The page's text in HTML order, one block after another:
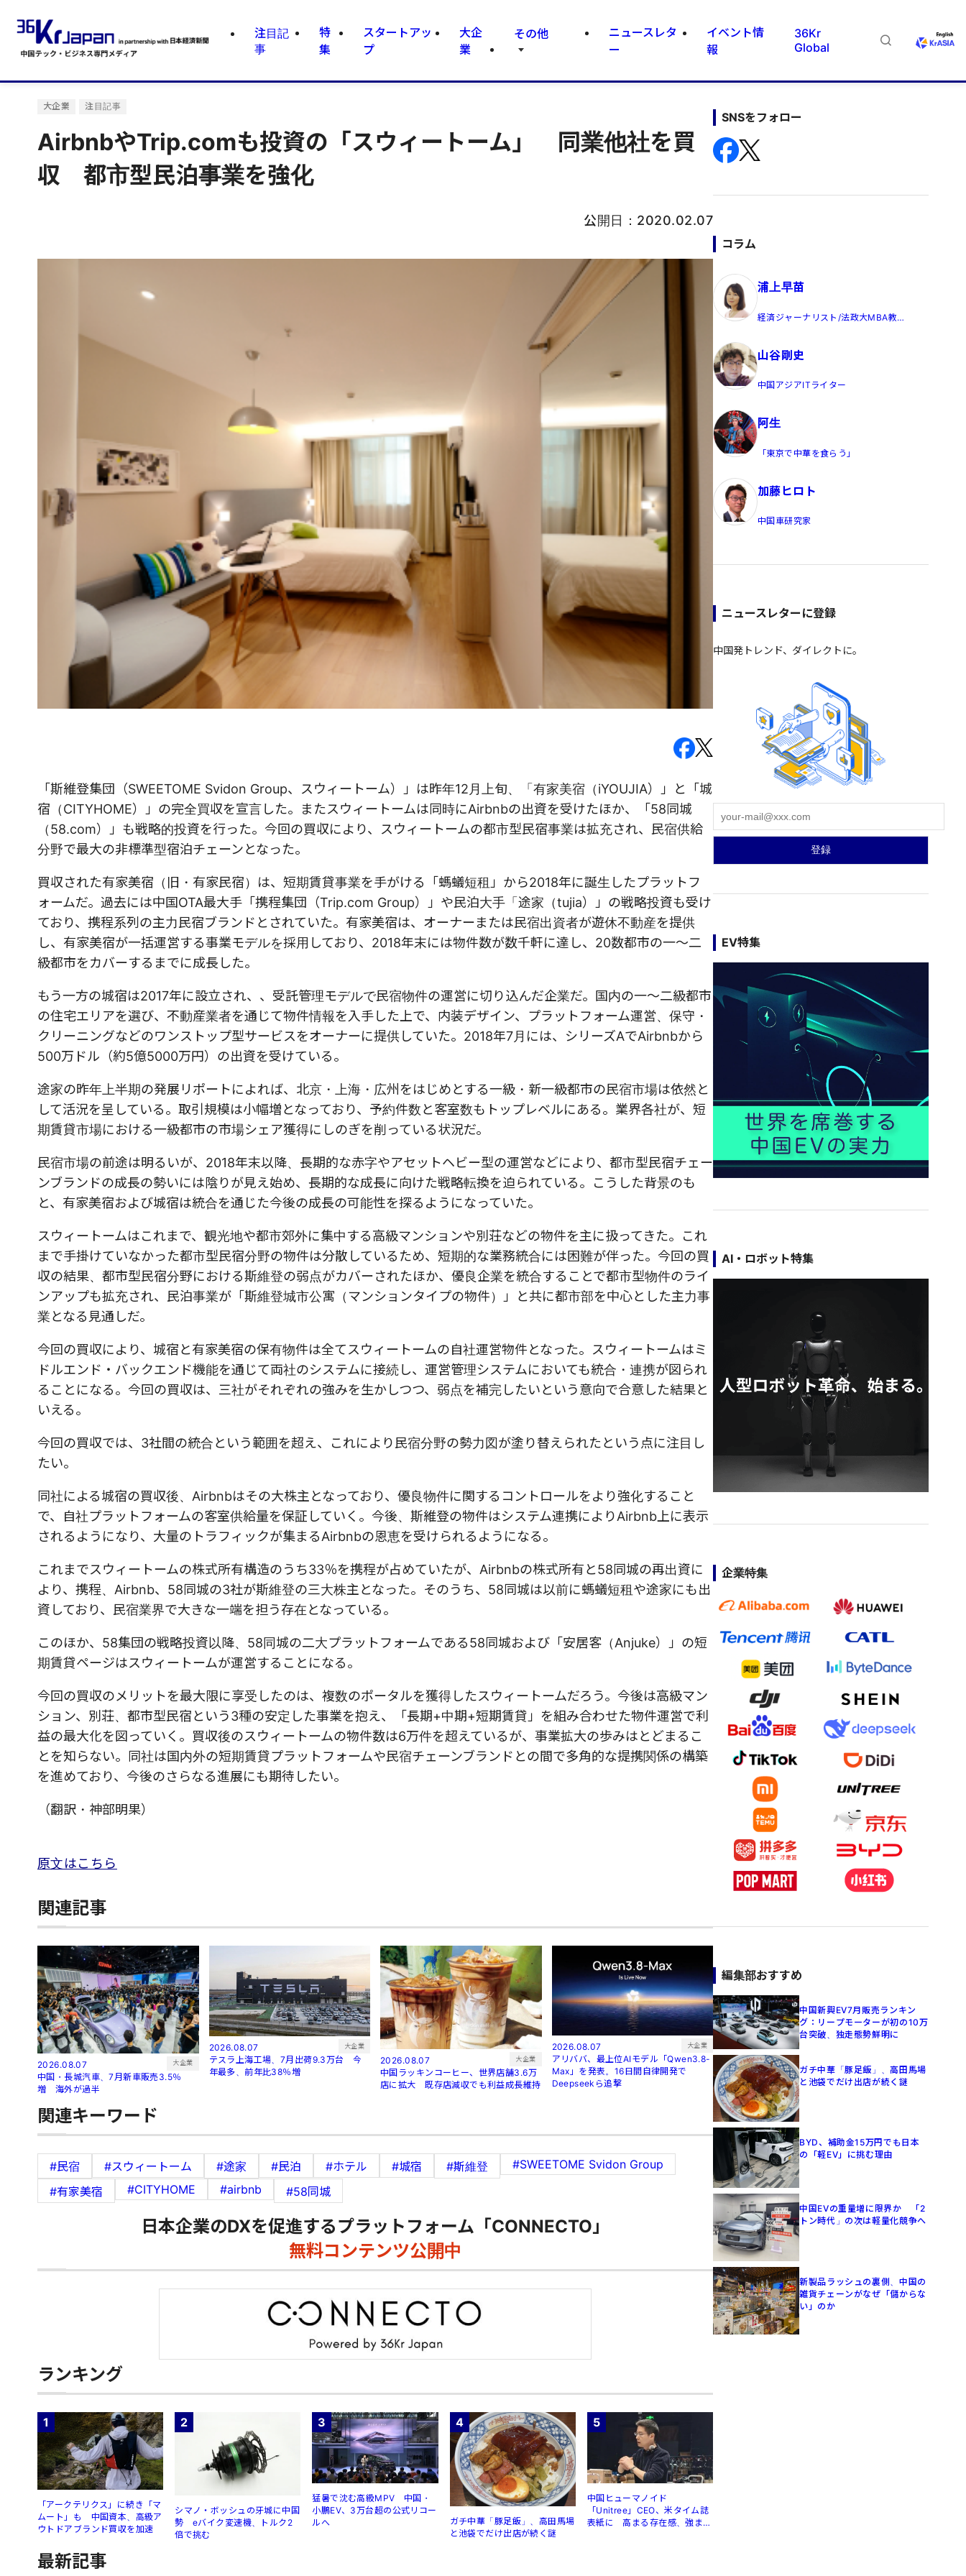
注目記
事
特
集
スタートアッ
プ
大企
業
その他
ニュースレタ
ー
イベント情
報
36Kr
Global
大企業 注目記事
AirbnbやTrip.comも投資の「スウィートーム」 同業他社を買
収 都市型民泊事業を強化
公開日： 2020.02.07
「斯維登集団（SWEETOME Svidon Group、スウィートーム）」は昨年12月上旬、「有家美宿（iYOUJIA）」と「城
宿（CITYHOME）」の完全買収を宣言した。またスウィートームは同時にAirbnbの出資を受けたほか、「58同城
（58.com）」も戦略的投資を行った。今回の買収により、スウィートームの都市型民宿事業は拡充され、民宿供給
分野で最大の非標準型宿泊チェーンとなった。
買収された有家美宿（旧・有家民宿）は、短期賃貸事業を手がける「螞蟻短租」から2018年に誕生したプラットフ
ォームだ。過去には中国OTA最大手「携程集団（Trip.com Group）」や民泊大手「途家（tujia）」の戦略投資も受け
ており、携程系列の主力民宿ブランドとされていた。有家美宿は、オーナーまたは民宿出資者が遊休不動産を提供
し、有家美宿が一括運営する事業モデルを採用しており、2018年末には物件数が数千軒に達し、20数都市の一～二
級都市をカバーするまでに成長した。
もう一方の城宿は2017年に設立され、、受託管理モデルで民宿物件の運営に切り込んだ企業だ。国内の一～二級都市
の住宅エリアを選び、不動産業者を通じて物件情報を入手した上で、内装デザイン、プラットフォーム運営、保守・
クリーニングなどのワンストップ型サービスをオーナーに提供していた。2018年7月には、シリーズAでAirbnbから
500万ドル（約5億5000万円）の出資を受けている。
途家の昨年上半期の発展リポートによれば、北京・上海・広州をはじめとする一級・新一級都市の民宿市場は依然と
して活況を呈している。取引規模は小幅増となっており、予約件数と客室数もトップレベルにある。業界各社が、短
期賃貸市場における一級都市の市場シェア獲得にしのぎを削っている状況だ。
民宿市場の前途は明るいが、2018年末以降、長期的な赤字やアセットヘビー型の運営などにより、都市型民宿チェー
ンブランドの成長の勢いには陰りが見え始め、長期的な成長に向けた戦略転換を迫られている。こうした背景のも
と、有家美宿および城宿は統合を通じた今後の成長の可能性を探るようになっていた。
スウィートームはこれまで、観光地や都市郊外に集中する高級マンションや別荘などの物件を主に扱ってきた。これ
まで手掛けていなかった都市型民宿分野の物件は分散しているため、短期的な業務統合には困難が伴った。今回の買
収の結果、都市型民宿分野における斯維登の弱点がカバーされたほか、優良企業を統合することで都市型物件のライ
ンアップも拡充され、民泊事業が「斯維登城市公寓（マンションタイプの物件）」と共に都市部を中心とした主力事
業となる見通しだ。
今回の買収により、城宿と有家美宿の保有物件は全てスウィートームの自社運営物件となった。スウィートームはミ
ドルエンド・バックエンド機能を通じて両社のシステムに接続し、運営管理システムにおいても統合・連携が図られ
ることになる。今回の買収は、三社がそれぞれの強みを生かしつつ、弱点を補完したいという意向で合意した結果と
いえる。
今回の買収では、3社間の統合という範囲を超え、これにより民宿分野の勢力図が塗り替えられたという点に注目し
たい。
同社による城宿の買収後、Airbnbはその大株主となっており、優良物件に関するコントロールをより強化すること
で、自社プラットフォームの客室供給量を保証していく。今後、斯維登の物件はシステム連携によりAirbnb上に表示
されるようになり、大量のトラフィックが集まるAirbnbの恩恵を受けられるようになる。
これまでスウィートームの株式所有構造のうち33％を携程が占めていたが、Airbnbの株式所有と58同城の再出資に
より、携程、Airbnb、58同城の3社が斯維登の三大株主となった。そのうち、58同城は以前に螞蟻短租や途家にも出
資しており、民宿業界で大きな一端を担う存在となっている。
このほか、58集団の戦略投資以降、58同城の二大プラットフォームである58同城および「安居客（Anjuke）」の短
期賃貸ページはスウィートームが運営することになる。
今回の買収のメリットを最大限に享受したのは、複数のポータルを獲得したスウィートームだろう。今後は高級マン
ション、別荘、都市型民宿という3種の安定した事業を抱え、「長期+中期+短期賃貸」を組み合わせた物件運営で利
益の最大化を図っていく。買収後のスウィートームの物件数は6万件を超えているが、事業拡大の歩みはとどまるこ
とを知らない。同社は国内外の短期賃貸プラットフォームや民宿チェーンブランドとの間で多角的な提携関係の構築
を進めており、今後のさらなる進展にも期待したい。
（翻訳・神部明果）
原文はこちら
関連記事
2026.08.07 大企業
中国・長城汽車、7月新車販売3.5％
増 海外が過半
2026.08.07 大企業
テスラ上海工場、7月出荷9.3万台 今
年最多、前年比38％増
2026.08.07 大企業
中国ラッキンコーヒー、世界店舗3.6万
店に拡大 既存店減収でも利益成長維持
2026.08.07 大企業
アリババ、最上位AIモデル「Qwen3.8-
Max」を発表。16日間自律開発で
Deepseekら追撃
関連キーワード
#民宿 #スウィートーム #途家 #民泊 #ホテル #城宿 #斯維登
#SWEETOME Svidon Group
#有家美宿
#CITYHOME #airbnb #58同城
日本企業のDXを促進するプラットフォーム「CONNECTO」
無料コンテンツ公開中
ランキング
1
「アークテリクス」に続き「マ
ムート」も 中国資本、高級ア
ウトドアブランド買収を加速
2
シマノ・ボッシュの牙城に中国
勢 eバイク変速機、トルク2
倍で挑む
3
猛暑で沈む高級MPV 中国・
小鵬EV、3万台超の公式リコー
ルへ
4
ガチ中華「豚足飯」、高田馬場
と池袋でだけ出店が続く謎
5
中国ヒューマノイド
「Unitree」CEO、米タイム誌
表紙に 高まる存在感、強まる
最新記事
SNSをフォロー
コラム
浦上早苗
経済ジャーナリスト/法政大MBA教
山谷剛史
中国アジアITライター
阿生
「東京で中華を食らう」
加藤ヒロト
中国車研究家
ニュースレターに登録
中国発トレンド、ダイレクトに。
EV特集
AI・ロボット特集
企業特集
編集部おすすめ
中国新興EV7月販売ランキン
グ：リープモーターが初の10万
台突破、独走態勢鮮明に
ガチ中華「豚足飯」、高田馬場
と池袋でだけ出店が続く謎
BYD、補助金15万円でも日本
の「軽EV」に挑む理由
中国EVの重量増に限界か 「2
トン時代」の次は軽量化競争へ
新製品ラッシュの裏側、中国の
雑貨チェーンがなぜ「儲からな
い」のか